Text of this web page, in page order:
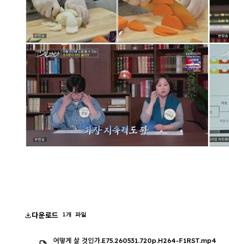
다운로드 1개 파일
어떻게 살 것인가.E75.260531.720p.H264-F1RST.mp4